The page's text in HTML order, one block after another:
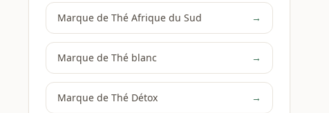
Marque de Thé Afrique du Sud →
Marque de Thé blanc →
Marque de Thé Détox →